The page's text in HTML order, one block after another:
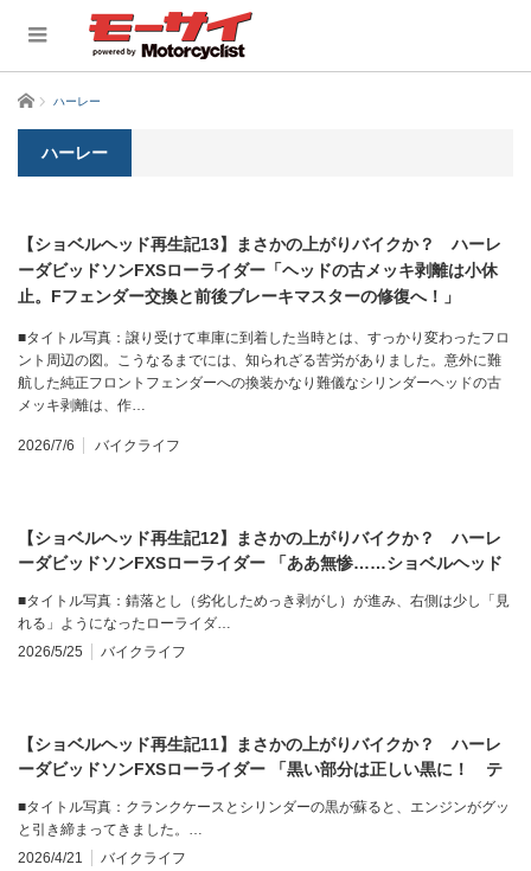
ホーム ハーレー
ハーレー
【ショベルヘッド再生記13】まさかの上がりバイクか？ ハーレ
ーダビッドソンFXSローライダー「ヘッドの古メッキ剥離は小休
止。Fフェンダー交換と前後ブレーキマスターの修復へ！」
■タイトル写真：譲り受けて車庫に到着した当時とは、すっかり変わったフロ
ント周辺の図。こうなるまでには、知られざる苦労がありました。意外に難
航した純正フロントフェンダーへの換装かなり難儀なシリンダーヘッドの古
メッキ剥離は、作…
2026/7/6 バイクライフ
【ショベルヘッド再生記12】まさかの上がりバイクか？ ハーレ
ーダビッドソンFXSローライダー 「ああ無惨……ショベルヘッド
■タイトル写真：錆落とし（劣化しためっき剥がし）が進み、右側は少し「見
れる」ようになったローライダ…
2026/5/25
バイクライフ
【ショベルヘッド再生記11】まさかの上がりバイクか？ ハーレ
ーダビッドソンFXSローライダー 「黒い部分は正しい黒に！ テ
■タイトル写真：クランクケースとシリンダーの黒が蘇ると、エンジンがグッ
と引き締まってきました。…
2026/4/21
バイクライフ